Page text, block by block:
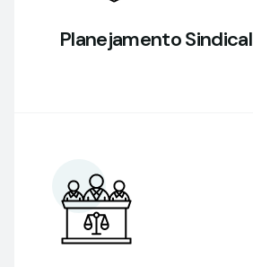
Planejamento Sindical